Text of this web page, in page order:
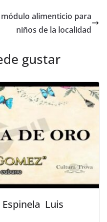
alimenticio para
niños de la localidad
gustar
Luis